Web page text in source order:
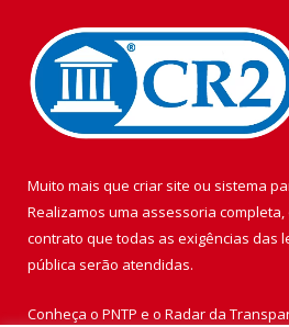
Muito mais que criar site ou sistema
Realizamos uma assessoria
contrato que todas as exigências das
pública serão atendidas.
Conheça o PNTP e o Radar da